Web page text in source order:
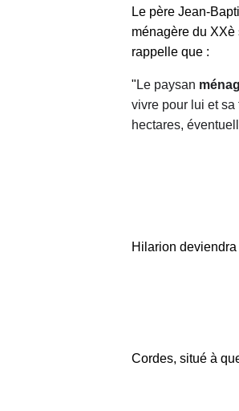
Le père Jean-
ménagère du
rappelle que :
" Le paysan
vivre pour lui et
hectares,
Hilarion
Cordes, situé à